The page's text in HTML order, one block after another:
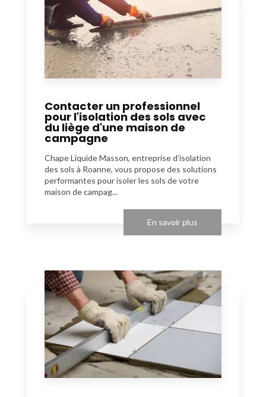
Contacter un professionnel
pour l'isolation des sols avec
du liège d'une maison de
campagne
Chape Liquide Masson, entreprise d’isolation
des sols à Roanne, vous propose des solutions
performantes pour isoler les sols de votre
maison de campag...
En savoir plus